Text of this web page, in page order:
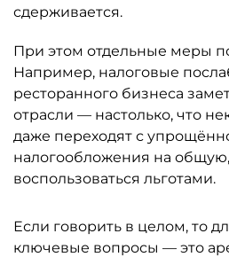
сдерживается.
При этом отдельные меры
Например, налоговые
ресторанного бизнеса
отрасли — настолько, что
даже переходят с
налогообложения на
воспользоваться льготами.
Если говорить в целом, то
ключевые вопросы — это